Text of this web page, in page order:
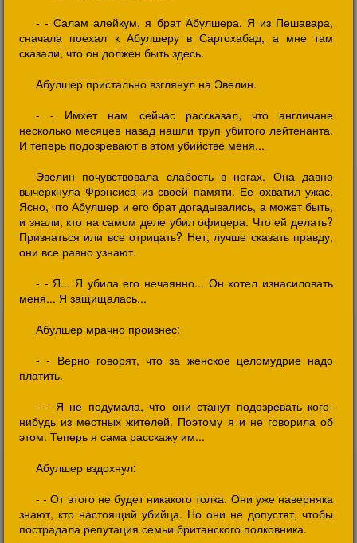
- - Салам алейкум, я брат Абулшера. Я из Пешавара,
сначала поехал к Абулшеру в Саргохабад, а мне там
сказали, что он должен быть здесь.
Абулшер пристально взглянул на Эвелин.
- - Имхет нам сейчас рассказал, что англичане
несколько месяцев назад нашли труп убитого лейтенанта.
И теперь подозревают в этом убийстве меня...
Эвелин почувствовала слабость в ногах. Она давно
вычеркнула Фрэнсиса из своей памяти. Ее охватил ужас.
Ясно, что Абулшер и его брат догадывались, а может быть,
и знали, кто на самом деле убил офицера. Что ей делать?
Признаться или все отрицать? Нет, лучше сказать правду,
они все равно узнают.
- - Я... Я убила его нечаянно... Он хотел изнасиловать
меня... Я защищалась...
Абулшер мрачно произнес:
- - Верно говорят, что за женское целомудрие надо
платить.
- - Я не подумала, что они станут подозревать кого-
нибудь из местных жителей. Поэтому я и не говорила об
этом. Теперь я сама расскажу им...
Абулшер вздохнул:
- - От этого не будет никакого толка. Они уже наверняка
знают, кто настоящий убийца. Но они не допустят, чтобы
пострадала репутация семьи британского полковника.